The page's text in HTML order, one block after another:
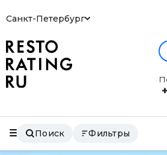
Санкт-Петербург
Поиск Фильтры